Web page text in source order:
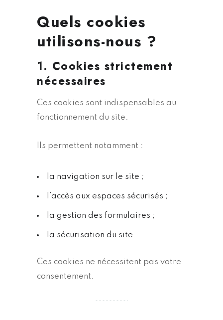
Quels cookies
utilisons-nous ?
1. Cookies strictement
nécessaires
Ces cookies sont indispensables au
fonctionnement du site.
Ils permettent notamment :
la navigation sur le site ;
l’accès aux espaces sécurisés ;
la gestion des formulaires ;
la sécurisation du site.
Ces cookies ne nécessitent pas votre
consentement.